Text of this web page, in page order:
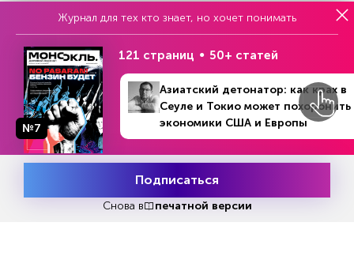
В их числе модернизация морских портов
водородного завода мощностью 36,5 тысячи в
год, реализацию проекта «Сахалин 3» для
подводной добычи углеводорода, а также
развитие гостиничной инфраструктуры на
Курильских островах и модернизацию
горнолыжного комплекса «Горный воздух» с
целью сделать его курортом международного
Попробовать
Журнал для тех кто знает, но хочет понимать
№7
121 страниц 50+ статей
Азиатский детонатор: как крах в
Сеуле и Токио может похоронить
экономики США и Европы
Подписаться
Снова в печатной версии